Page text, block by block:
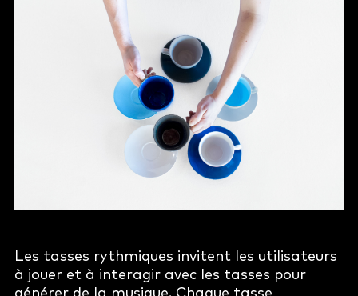
Les tasses rythmiques invitent les utilisateurs
à jouer et à interagir avec les tasses pour
générer de la musique. Chaque tasse